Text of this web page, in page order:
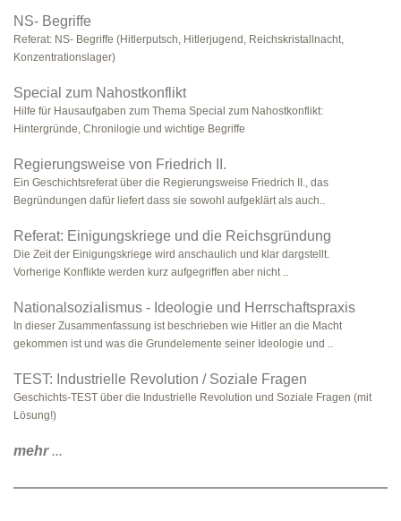
NS- Begriffe
Referat: NS- Begriffe (Hitlerputsch, Hitlerjugend, Reichskristallnacht,
Konzentrationslager)
Special zum Nahostkonflikt
Hilfe für Hausaufgaben zum Thema Special zum Nahostkonflikt:
Hintergründe, Chronilogie und wichtige Begriffe
Regierungsweise von Friedrich II.
Ein Geschichtsreferat über die Regierungsweise Friedrich II., das
Begründungen dafür liefert dass sie sowohl aufgeklärt als auch..
Referat: Einigungskriege und die Reichsgründung
Die Zeit der Einigungskriege wird anschaulich und klar dargstellt.
Vorherige Konflikte werden kurz aufgegriffen aber nicht ..
Nationalsozialismus - Ideologie und Herrschaftspraxis
In dieser Zusammenfassung ist beschrieben wie Hitler an die Macht
gekommen ist und was die Grundelemente seiner Ideologie und ..
TEST: Industrielle Revolution / Soziale Fragen
Geschichts-TEST über die Industrielle Revolution und Soziale Fragen (mit
Lösung!)
mehr...